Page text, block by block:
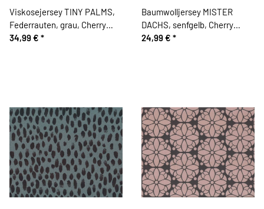
Viskosejersey TINY PALMS,
Federrauten, grau, Cherry
Picking
34,99 € *
Baumwolljersey MISTER
DACHS, senfgelb, Cherry
Picking
24,99 € *